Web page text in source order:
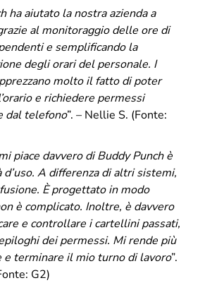
ha aiutato la nostra azienda a
al monitoraggio delle ore di
e semplificando la
degli orari del personale. I
molto il fatto di poter
e richiedere permessi
dal telefono”. – Nellie S. (Fonte:
piace davvero di Buddy Punch è
d’uso. A differenza di altri sistemi,
È progettato in modo
è complicato. Inoltre, è davvero
e controllare i cartellini passati,
dei permessi. Mi rende più
e terminare il mio turno di lavoro”.
G2)